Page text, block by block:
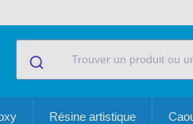
Résine artistique